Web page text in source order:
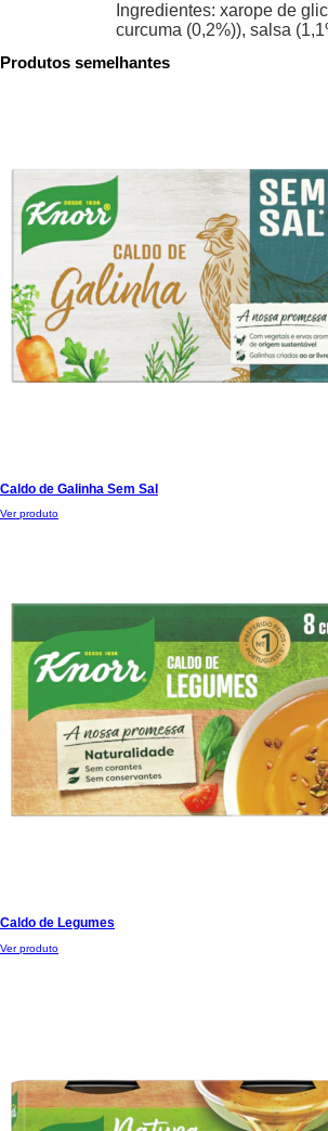
Ingredientes: xarope de
curcuma (0,2%)), salsa
Produtos semelhantes
Caldo de Galinha Sem Sal
Ver produto
Caldo de Legumes
Ver produto